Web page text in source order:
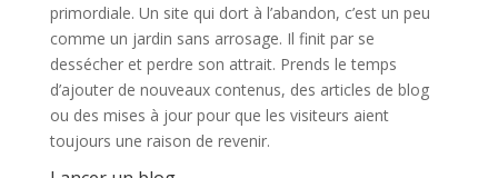
primordiale. Un site qui dort à l’abandon, c’est un peu
comme un jardin sans arrosage. Il finit par se
dessécher et perdre son attrait. Prends le temps
d’ajouter de nouveaux contenus, des articles de blog
ou des mises à jour pour que les visiteurs aient
toujours une raison de revenir.